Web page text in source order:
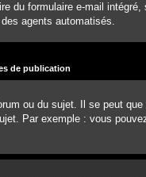
du formulaire e-mail
agents automatisés.
de publication
ou du sujet. Il se peut
Par exemple : vous